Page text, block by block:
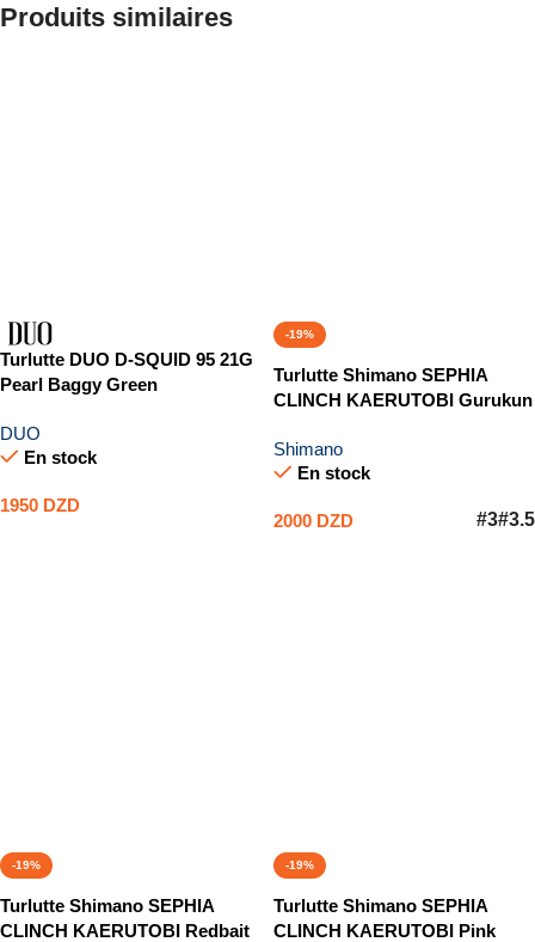
Produits similaires
Turlutte DUO D-SQUID 95 21G
Pearl Baggy Green
DUO
En stock
1950 DZD
-19%
Turlutte Shimano SEPHIA
CLINCH KAERUTOBI Gurukun
Shimano
En stock
2000 DZD #3#3.5
-19%
Turlutte Shimano SEPHIA
CLINCH KAERUTOBI Redbait
-19%
Turlutte Shimano SEPHIA
CLINCH KAERUTOBI Pink